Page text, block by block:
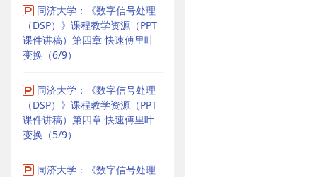
同济大学：《数字信号处理
（DSP）》课程教学资源（PPT
课件讲稿）第四章 快速傅里叶
变换（6/9）
同济大学：《数字信号处理
（DSP）》课程教学资源（PPT
课件讲稿）第四章 快速傅里叶
变换（5/9）
同济大学：《数字信号处理